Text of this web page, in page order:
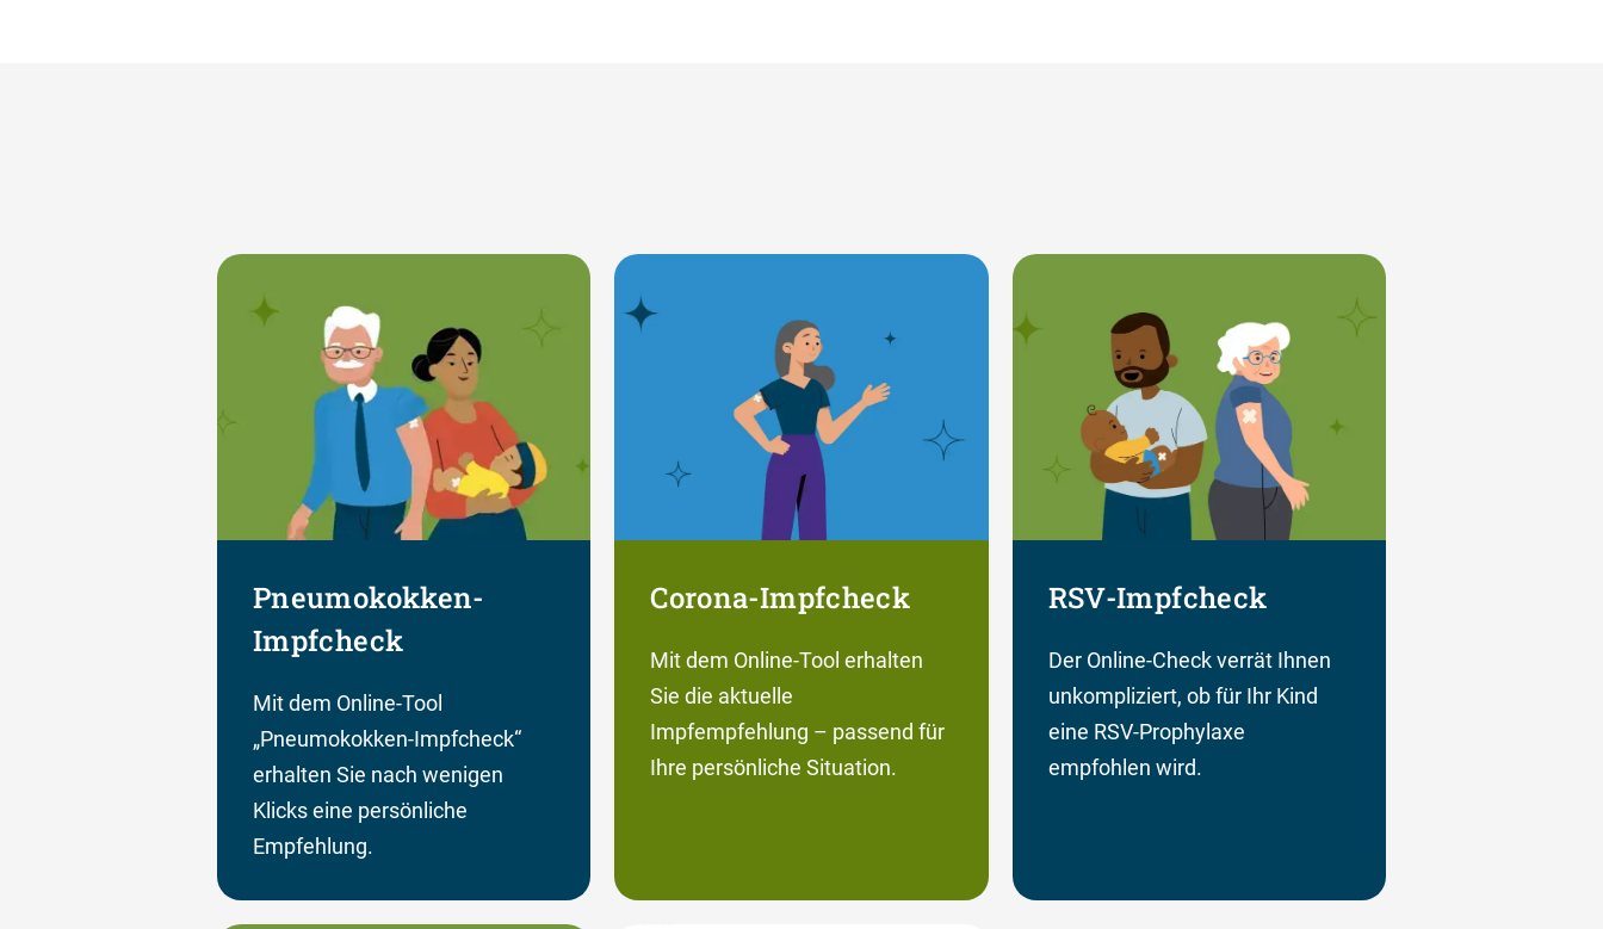
Pneumokokken-
Impfcheck
Mit dem Online-Tool
„Pneumokokken-Impfcheck“
erhalten Sie nach wenigen
Klicks eine persönliche
Empfehlung.
Corona-Impfcheck
Mit dem Online-Tool erhalten
Sie die aktuelle
Impfempfehlung – passend für
Ihre persönliche Situation.
RSV-Impfcheck
Der Online-Check verrät Ihnen
unkompliziert, ob für Ihr Kind
eine RSV-Prophylaxe
empfohlen wird.